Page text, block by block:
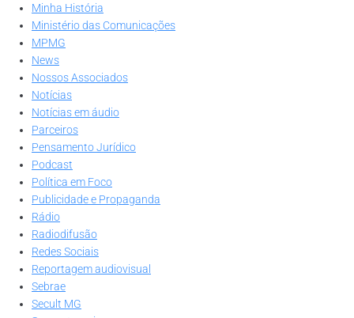
Minha História
Ministério das Comunicações
MPMG
News
Nossos Associados
Notícias
Notícias em áudio
Parceiros
Pensamento Jurídico
Podcast
Política em Foco
Publicidade e Propaganda
Rádio
Radiodifusão
Redes Sociais
Reportagem audiovisual
Sebrae
Secult MG